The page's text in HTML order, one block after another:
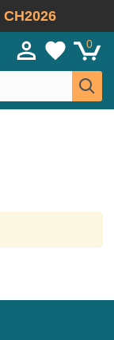
CH2026
0